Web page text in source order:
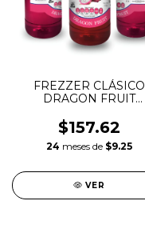
FREZZER CLÁSICO
DRAGON FRUIT
$157.62
24 meses de $9.25
VER